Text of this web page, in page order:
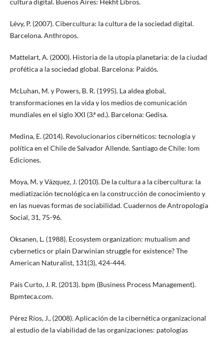
cultura digital. Buenos Aires: Hekht Libros.
Lévy, P. (2007). Cibercultura: la cultura de la sociedad digital.
Barcelona. Anthropos.
Mattelart, A. (2000). Historia de la utopía planetaria: de la ciudad
profética a la sociedad global. Barcelona: Paidós.
McLuhan, M. y Powers, B. R. (1995). La aldea global,
transformaciones en la vida y los medios de comunicación
mundiales en el siglo XXI (3.ª ed.). Barcelona: Gedisa.
Medina, E. (2014). Revolucionarios cibernéticos: tecnología y
política en el Chile de Salvador Allende. Santiago de Chile: lom
Ediciones.
Moya, M. y Vázquez, J. (2010). De la cultura a la cibercultura: la
mediatización tecnológica en la construcción de conocimiento y
en las nuevas formas de sociabilidad. Cuadernos de Antropología
Social, 31, 75-96.
Oksanen, L. (1988). Ecosystem organization: mutualism and
cybernetics or plain Darwinian struggle for existence? The
American Naturalist, 131(3), 424-444.
Pais Curto, J. R. (2013). bpm (Business Process Management).
Bpmteca.com.
Pérez Ríos, J., (2008). Aplicación de la cibernética organizacional
al estudio de la viabilidad de las organizaciones: patologías